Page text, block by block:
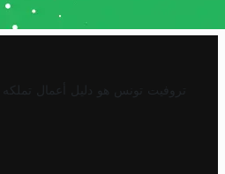
تروفيت تونس هو دليل أعمال